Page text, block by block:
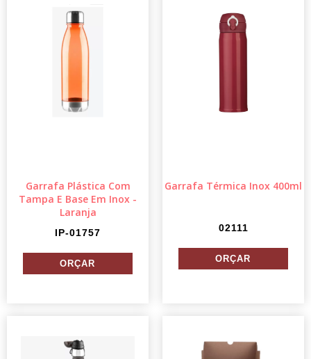
Garrafa Plástica Com
Tampa E Base Em Inox -
Laranja
IP-01757
Garrafa Térmica Inox 400ml
02111